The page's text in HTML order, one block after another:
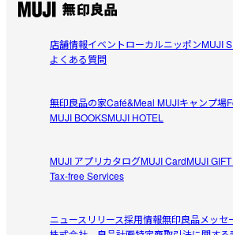
店舗情報イベントローカルニッポンMUJI
よくある質問
無印良品の家Café&Meal MUJIキャンプ場
MUJI BOOKSMUJI HOTEL
MUJI アプリカタログMUJI CardMUJI
Tax-free Services
ニュースリリース採用情報無印良品メッセ